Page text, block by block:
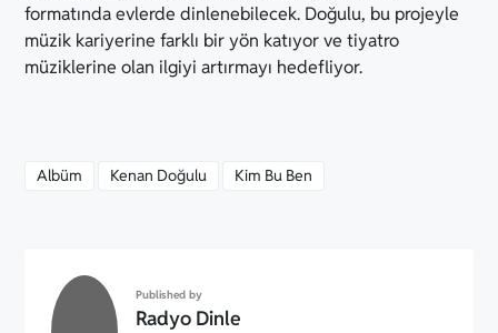
formatında evlerde dinlenebilecek. Doğulu, bu projeyle
müzik kariyerine farklı bir yön katıyor ve tiyatro
müziklerine olan ilgiyi artırmayı hedefliyor.
Albüm Kenan Doğulu Kim Bu Ben
Published by
Radyo Dinle